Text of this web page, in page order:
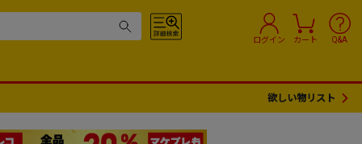
ログイン カート Q&A
欲しい物リスト